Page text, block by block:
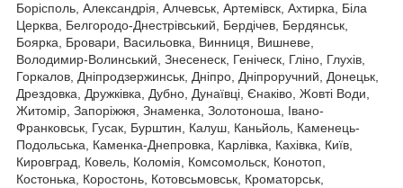
Борісполь, Александрія, Алчевськ, Артемівск, Ахтирка, Біла
Церква, Белгородо-Днестрівський, Бердічев, Бердянськ,
Боярка, Бровари, Васильовка, Винниця, Вишневе,
Володимир-Волинський, Знесенеск, Геніческ, Гліно, Глухів,
Горкалов, Дніпродзержинськ, Дніпро, Дніпроручний, Донецьк,
Дрездовка, Дружківка, Дубно, Дунаївці, Єнаківо, Жовті Води,
Житомір, Запоріжжя, Знаменка, Золотоноша, Івано-
Франковськ, Гусак, Бурштин, Калуш, Каньйоль, Каменець-
Подольська, Каменка-Днепровка, Карлівка, Кахівка, Київ,
Кировград, Ковель, Коломія, Комсомольск, Конотоп,
Костонька, Коростонь, Котовсьмовськ, Кроматорськ,